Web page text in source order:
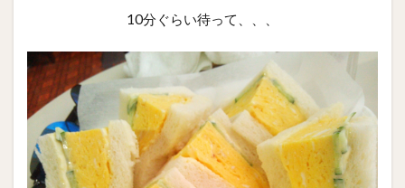
10分ぐらい待って、、、